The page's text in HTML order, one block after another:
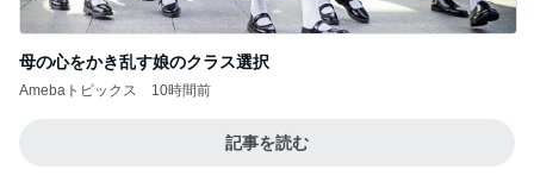
母の心をかき乱す娘のクラス選択
Amebaトピックス 10時間前
記事を読む